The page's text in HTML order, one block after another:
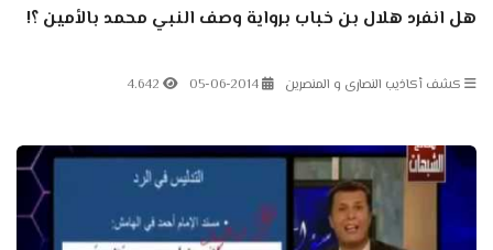
هل انفرد هلال بن خباب برواية وصف النبي محمد بالأمين ؟!
كشف أكاذيب النصارى و المنصرين 05-06-2014
4.642